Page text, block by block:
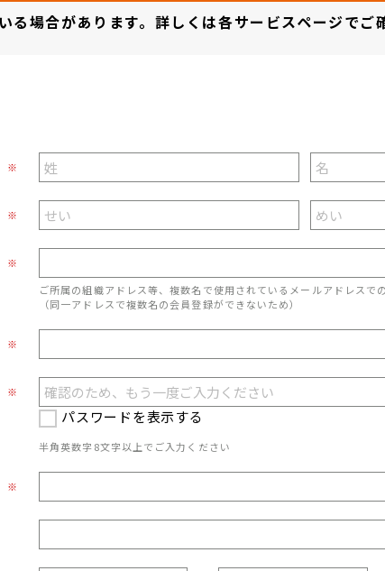
場合があります。詳しくは各サービスページでご
※
※
※
ご所属の組織アドレス等、複数名で使用されているメールアドレスで
（同一アドレスで複数名の会員登録ができないため）
※
※
パスワードを表示する
半角英数字8文字以上でご入力ください
※